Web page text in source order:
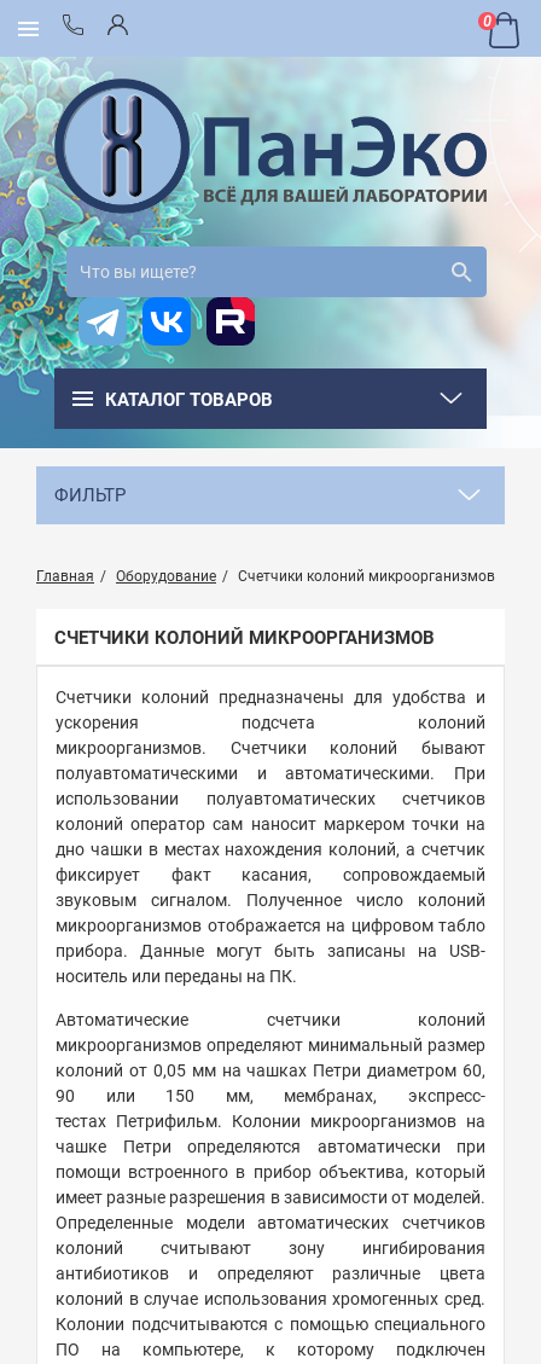
0
КАТАЛОГ ТОВАРОВ
ФИЛЬТР
Главная Оборудование Счетчики колоний микроорганизмов
СЧЕТЧИКИ КОЛОНИЙ МИКРООРГАНИЗМОВ
Счетчики колоний предназначены для удобства и
ускорения подсчета колоний
микроорганизмов. Счетчики колоний бывают
полуавтоматическими и автоматическими. При
использовании полуавтоматических счетчиков
колоний оператор сам наносит маркером точки на
дно чашки в местах нахождения колоний, а счетчик
фиксирует факт касания, сопровождаемый
звуковым сигналом. Полученное число колоний
микроорганизмов отображается на цифровом табло
прибора. Данные могут быть записаны на USB-
носитель или переданы на ПК.
Автоматические счетчики колоний
микроорганизмов определяют минимальный размер
колоний от 0,05 мм на чашках Петри диаметром 60,
90 или 150 мм, мембранах, экспресс-
тестах Петрифильм. Колонии микроорганизмов на
чашке Петри определяются автоматически при
помощи встроенного в прибор объектива, который
имеет разные разрешения в зависимости от моделей.
Определенные модели автоматических счетчиков
колоний считывают зону ингибирования
антибиотиков и определяют различные цвета
колоний в случае использования хромогенных сред.
Колонии подсчитываются с помощью специального
ПО на компьютере, к которому подключен